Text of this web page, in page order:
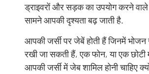
ड्राइवरों और सड़क का उपयोग करने
सामने आपकी दृश्यता बढ़ जाती है.
आपकी जर्सी पर जेबें होती हैं जिनमें
रखी जा सकती हैं, एक फोन, या एक छोटी
आपकी जर्सी में जेब शामिल होनी चाहिए